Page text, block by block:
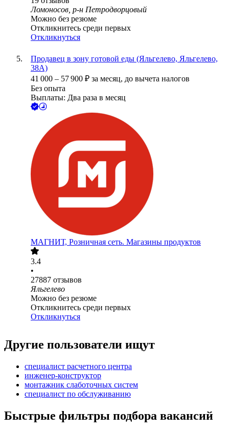
Ломоносов, р-н Петродворцовый
Можно без резюме
Откликнитесь среди первых
Откликнуться
Продавец в зону готовой еды (Яльгелево, Яльгелево,
38А)
41 000 – 57 900 ₽ за месяц, до вычета налогов
Без опыта
Выплаты: Два раза в месяц
МАГНИТ, Розничная сеть. Магазины продуктов
3.4
•
27887 отзывов
Яльгелево
Можно без резюме
Откликнитесь среди первых
Откликнуться
Другие пользователи ищут
специалист расчетного центра
инженер-конструктор
монтажник слаботочных систем
специалист по обслуживанию
Быстрые фильтры подбора вакансий